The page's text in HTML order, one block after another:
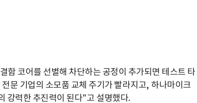
결함 코어를 선별해 차단하는 공정이 추가되면 테스트 타
문 기업의 소모품 교체 주기가 빨라지고, 하나마이크
강력한 추진력이 된다"고 설명했다.